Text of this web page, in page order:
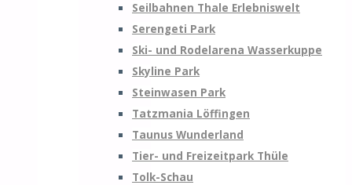
Seilbahnen Thale Erlebniswelt
Serengeti Park
Ski- und Rodelarena Wasserkuppe
Skyline Park
Steinwasen Park
Tatzmania Löffingen
Taunus Wunderland
Tier- und Freizeitpark Thüle
Tolk-Schau